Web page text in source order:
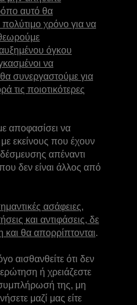
αυτό θα
χρόνο για να
όγκου
να
συνεργαστούμε για
τις ποιοτικότερες
αποφασίσει να
εκείνους που έχουν
απέναντι
δεν είναι άλλος από
ασάφειες,
και αντιφάσεις, δε
θα απορρίπτονται.
αισθανθείτε ότι δεν
ή χρειάζεστε
της, μη
μαζί μας είτε